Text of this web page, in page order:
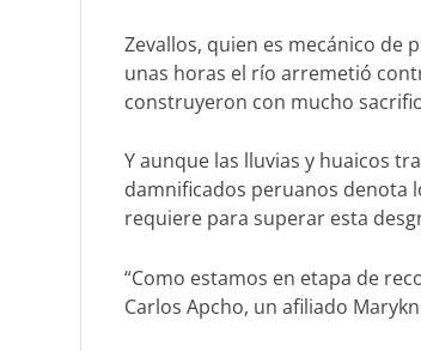
Zevallos, quien es mecánico de
unas horas el río arremetió
construyeron con mucho
Y aunque las lluvias y huaicos
damnificados peruanos denota
requiere para superar esta
“Como estamos en etapa de
Carlos Apcho, un afiliado